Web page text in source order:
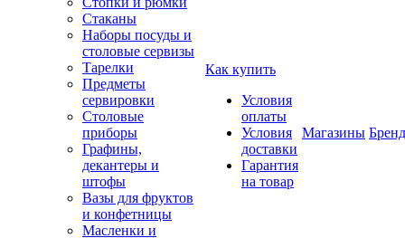
Стаканы
Наборы посуды и
столовые сервизы
Тарелки
Предметы
сервировки
Столовые
приборы
Графины,
декантеры и
штофы
Вазы для фруктов
и конфетницы
Масленки и
Как купить
Условия
оплаты
Условия
доставки
Гарантия
на товар
Магазины